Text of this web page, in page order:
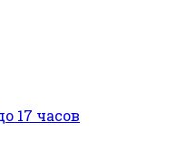
17 часов